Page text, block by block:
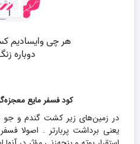
کود فسفر مایع
در زمین‌های زیر کشت گندم و جو
یعنی برداشت پربارتر . اصولا